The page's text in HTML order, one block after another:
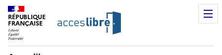
RÉPUBLIQUE
FRANÇAISE